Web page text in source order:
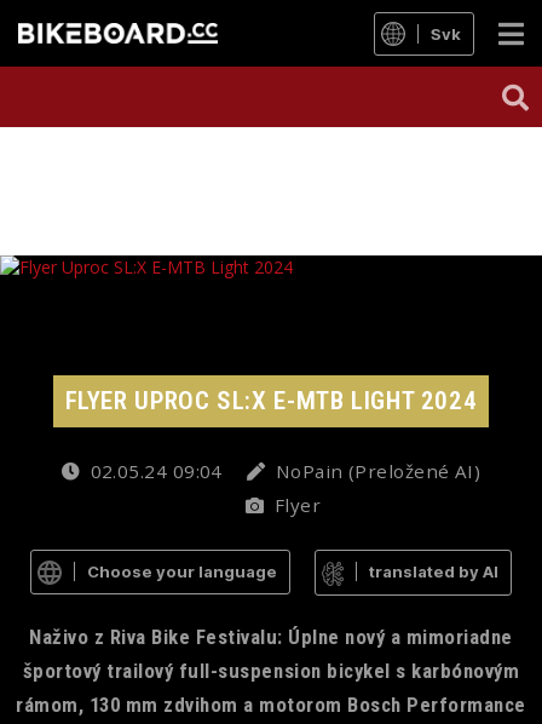
Svk
FLYER UPROC SL:X E-MTB LIGHT 2024
02.05.24 09:04
NoPain (Preložené AI)
Flyer
Choose your language translated by AI
Naživo z Riva Bike Festivalu: Úplne nový a mimoriadne
športový trailový full-suspension bicykel s karbónovým
rámom, 130 mm zdvihom a motorom Bosch Performance